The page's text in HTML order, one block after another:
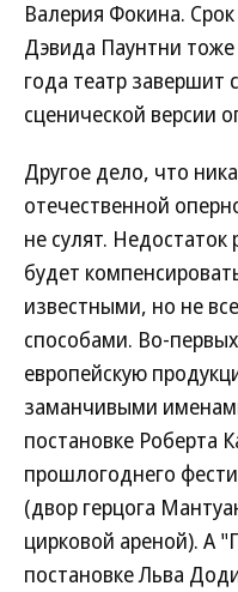
Валерия Фокина.
Дэвида Паунтни
года театр завершит
сценической версии
Другое дело, что
отечественной
не сулят. Недостаток
будет
известными, но не
способами. Во-
европейскую
заманчивыми
постановке Роберта
прошлогоднего
(двор герцога
цирковой ареной). А
постановке Льва